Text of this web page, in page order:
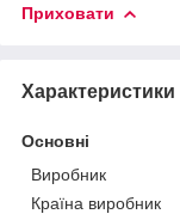
Приховати
Характеристики
Основні
Виробник
Країна виробник